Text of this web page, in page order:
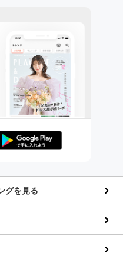
グを見る